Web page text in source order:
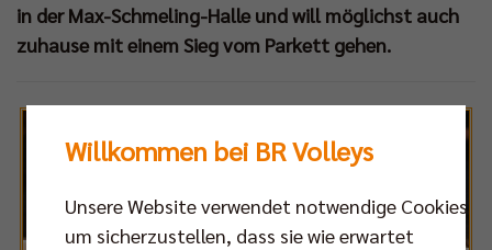
in der Max-Schmeling-Halle und will möglichst auch
zuhause mit einem Sieg vom Parkett gehen.
Willkommen bei BR Volleys
Unsere Website verwendet notwendige Cookies,
um sicherzustellen, dass sie wie erwartet